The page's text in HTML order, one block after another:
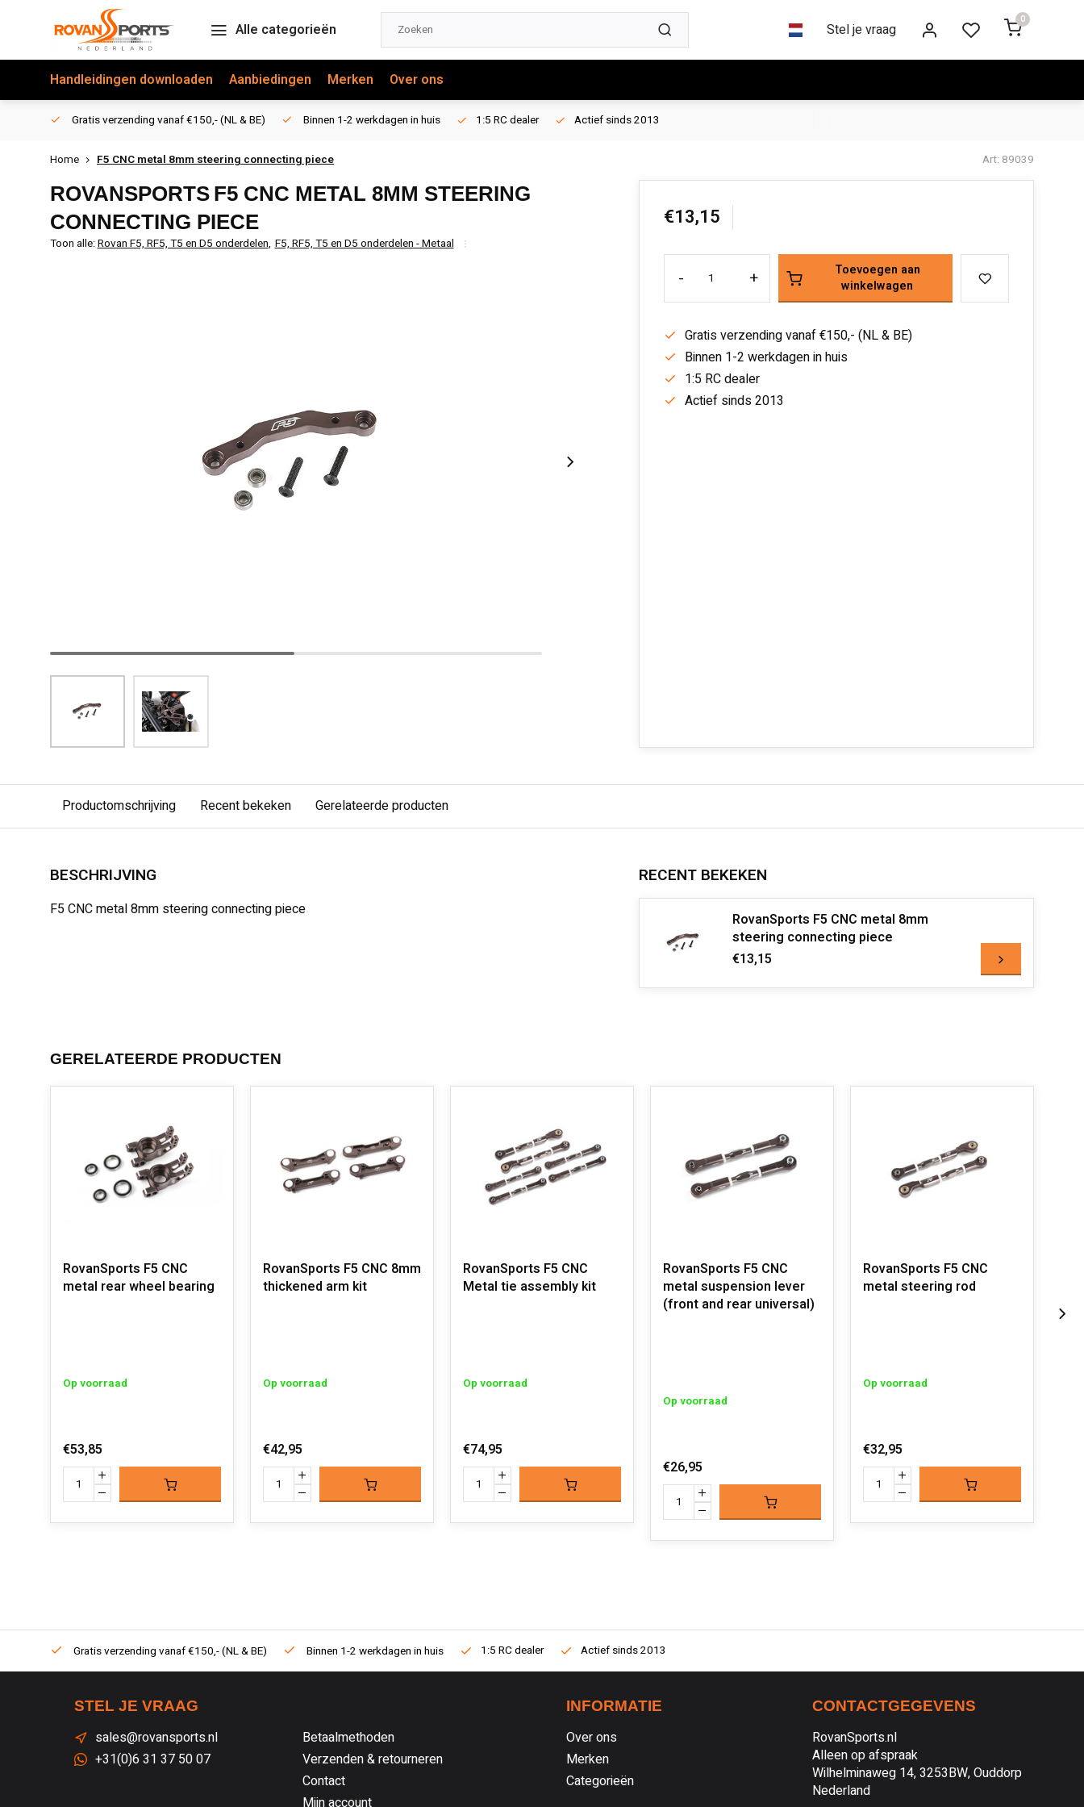
Alle categorieën Stel je vraag
0
Handleidingen downloaden Aanbiedingen Merken Over ons
Gratis verzending vanaf €150,- (NL & BE) Binnen 1-2 werkdagen in huis 1:5 RC dealer Actief sinds 2013
Home F5 CNC metal 8mm steering connecting piece Art: 89039
ROVANSPORTS F5 CNC METAL 8MM STEERING
CONNECTING PIECE
Toon alle:Rovan F5, RF5, T5 en D5 onderdelen, F5, RF5, T5 en D5 onderdelen - Metaal
€13,15
- +
Toevoegen aan
winkelwagen
Gratis verzending vanaf €150,- (NL & BE)
Binnen 1-2 werkdagen in huis
1:5 RC dealer
Actief sinds 2013
Productomschrijving Recent bekeken Gerelateerde producten
BESCHRIJVING
F5 CNC metal 8mm steering connecting piece
RECENT BEKEKEN
RovanSports F5 CNC metal 8mm
steering connecting piece
€13,15
GERELATEERDE PRODUCTEN
RovanSports F5 CNC
metal rear wheel bearing
Op voorraad
€53,85
RovanSports F5 CNC 8mm
thickened arm kit
Op voorraad
€42,95
RovanSports F5 CNC
Metal tie assembly kit
Op voorraad
€74,95
RovanSports F5 CNC
metal suspension lever
(front and rear universal)
Op voorraad
€26,95
RovanSports F5 CNC
metal steering rod
Op voorraad
€32,95
Gratis verzending vanaf €150,- (NL & BE) Binnen 1-2 werkdagen in huis 1:5 RC dealer Actief sinds 2013
STEL JE VRAAG
sales@rovansports.nl
+31(0)6 31 37 50 07
Betaalmethoden
Verzenden & retourneren
Contact
Mijn account
INFORMATIE
Over ons
Merken
Categorieën
CONTACTGEGEVENS
RovanSports.nl
Alleen op afspraak
Wilhelminaweg 14, 3253BW, Ouddorp
Nederland